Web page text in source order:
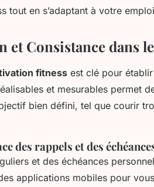
tout en s’adaptant à votre
et Consistance dans
fitness est clé pour
et mesurables permet
bien défini, tel que courir
des rappels et des
et des échéances
applications mobiles pour